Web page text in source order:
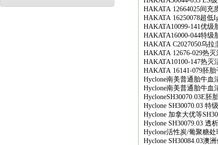
HAKATA 12664025间充
HAKATA 16250078超低
HAKATA10099-141优级
HAKATA16000-044特级
HAKATA C2027050乌拉
HAKATA 12676-029热灭
HAKATA10100-147热灭
HAKATA 16141-079胚胎
Hyclone南美普通胎牛血
Hyclone南美普通胎牛血
HycloneSH30070.03E胚
Hyclone SH30070.03 特
Hyclone 加拿大优等
Hyclone SH30079.03 透
Hyclone活性炭/葡聚糖处
Hyclone SH30084.03澳洲